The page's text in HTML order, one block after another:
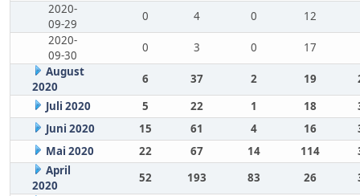
2020-
09-29
0 4 0
12
2020-
09-30
0 3 0
17
August
2020
6 37 2 19
Juli 2020
5 22 1 18
Juni 2020
15 61 4 16
Mai 2020
22 67 14 114
April
2020
52 193 83 26